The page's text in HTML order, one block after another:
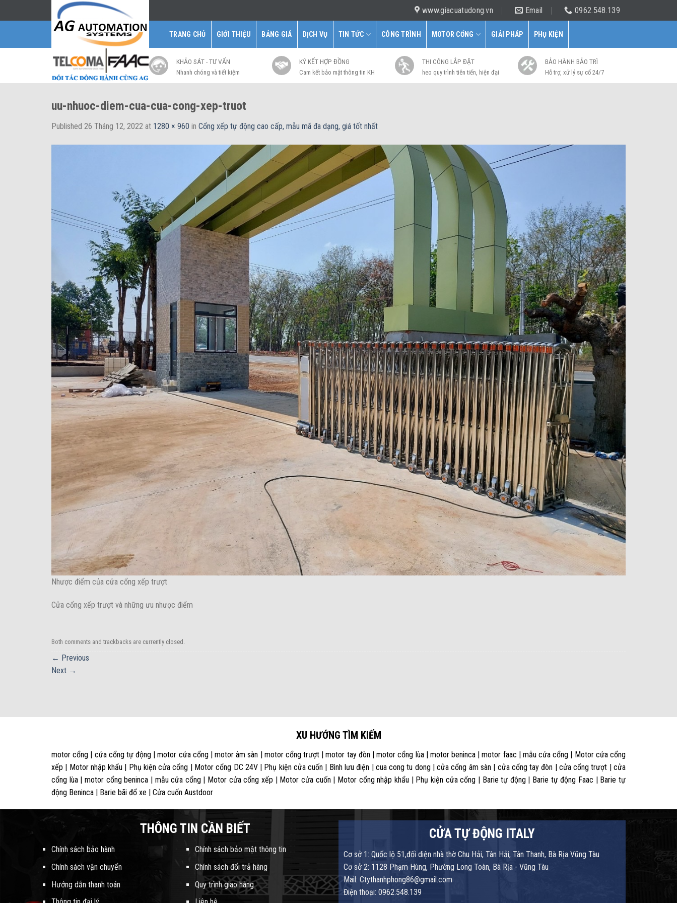
to
www.giacuatudong.vn Email 0962.548.139
TRANG CHỦ GIỚI THIỆU BẢNG GIÁ DỊCH VỤ TIN TỨC CÔNG TRÌNH MOTOR CỔNG GIẢI PHÁP PHỤ KIỆN
KHẢO SÁT - TƯ VẤN
Nhanh chóng và tiết kiệm
KÝ KẾT HỢP ĐỒNG
Cam kết bảo mật thông tin KH
THI CÔNG LẮP ĐẶT
heo quy trình tiên tiến, hiện đại
BẢO HÀNH BẢO TRÌ
Hỗ trợ, xử lý sự cố 24/7
uu-nhuoc-diem-cua-cua-cong-xep-truot
Published 26 Tháng 12, 2022 at 1280 × 960 in Cổng xếp tự động cao cấp, mẫu mã đa dạng, giá tốt nhất
Nhược điểm của cửa cổng xếp trượt
Cửa cổng xếp trượt và những ưu nhược điểm
Both comments and trackbacks are currently closed.
← Previous
Next →
XU HƯỚNG TÌM KIẾM
motor cổng | cửa cổng tự động | motor cửa cổng | motor âm sàn | motor cổng trượt | motor tay đòn | motor cổng lùa | motor beninca | motor faac | mẫu cửa cổng | Motor cửa cổng
xếp | Motor nhập khẩu | Phụ kiện cửa cổng | Motor cổng DC 24V | Phụ kiện cửa cuốn | Bình lưu điện | cua cong tu dong | cửa cổng âm sàn | cửa cổng tay đòn | cửa cổng trượt | cửa
cổng lùa | motor cổng beninca | mẫu cửa cổng | Motor cửa cổng xếp | Motor cửa cuốn | Motor cổng nhập khẩu | Phụ kiện cửa cổng | Barie tự động | Barie tự động Faac | Barie tự
động Beninca | Barie bãi đổ xe | Cửa cuốn Austdoor
THÔNG TIN CẦN BIẾT
Chính sách bảo hành
Chính sách vận chuyển
Hướng dẫn thanh toán
Chính sách bảo mật thông tin
Chính sách đổi trả hàng
Quy trình giao hàng
CỬA TỰ ĐỘNG ITALY
Cơ sở 1: Quốc lộ 51,đối diện nhà thờ Chu Hải, Tân Hải, Tân Thanh, Bà Rịa Vũng Tàu
Cơ sở 2: 1128 Phạm Hùng, Phường Long Toàn, Bà Rịa - Vũng Tàu
Mail: Ctythanhphong86@gmail.com
Điện thoại: 0962.548.139